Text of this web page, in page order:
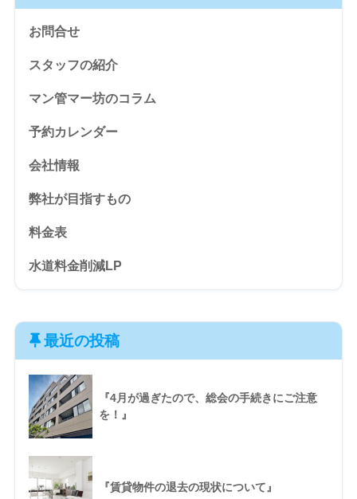
お問合せ
スタッフの紹介
マン管マー坊のコラム
予約カレンダー
会社情報
弊社が目指すもの
料金表
水道料金削減LP
最近の投稿
『4月が過ぎたので、総会の手続きにご注意
を！』
『賃貸物件の退去の現状について』